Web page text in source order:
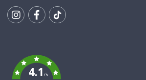
4.1/5